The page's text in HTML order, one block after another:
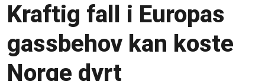
Kraftig fall i Europas
gassbehov kan koste
Norge dyrt